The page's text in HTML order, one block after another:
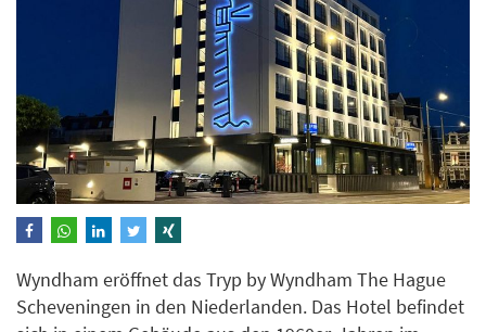
Wyndham eröffnet das Tryp by Wyndham The Hague
Scheveningen in den Niederlanden. Das Hotel befindet